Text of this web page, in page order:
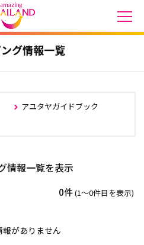
グ情報一覧
アユタヤガイドブック
情報一覧を表示
0件(1〜0件目を表示)
報がありません